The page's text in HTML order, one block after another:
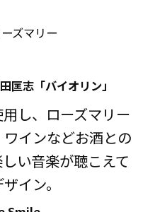
ズマリー
匡志「バイオリン」
し、ローズマリー
インなどお酒との
い音楽が聴こえて
イン。